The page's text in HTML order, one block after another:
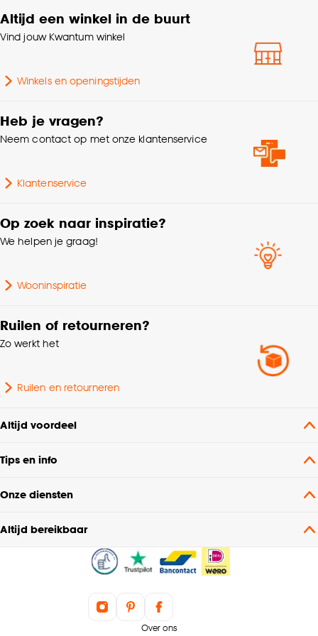
klikken.
Goed om te weten is dat je deze keuze altijd nog
cookieverklaring.
Geschikt voor binnen
Beige, Blauw, Grijs,
Poolhoogte
Dessin
Geschikt voor ruimte
Soort vloerkleed
Nummer
24 maanden
Altijd een winkel in de buurt
Vind jouw Kwantum winkel
Winkels en openingstijden
Heb je vragen?
Neem contact op met onze klantenservice
Klantenservice
Op zoek naar inspiratie?
We helpen je graag!
Wooninspiratie
Ruilen of retourneren?
Zo werkt het
Ruilen en retourneren
Altijd voordeel
Tips en info
Onze diensten
Altijd bereikbaar
Over ons